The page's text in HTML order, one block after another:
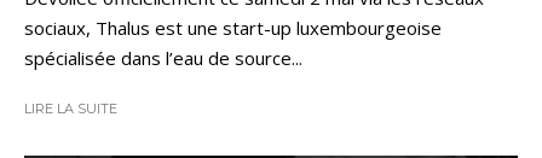
sociaux, Thalus est une start-up luxembourgeoise
spécialisée dans l’eau de source...
LIRE LA SUITE